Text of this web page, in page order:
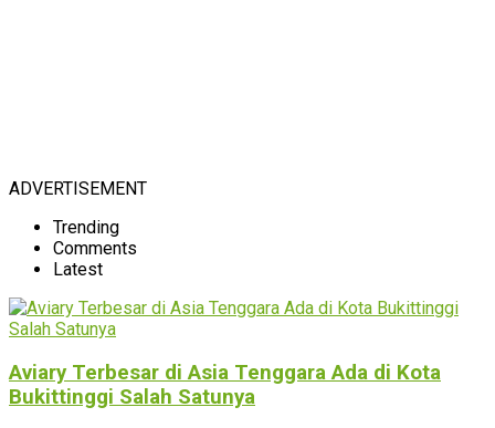
ADVERTISEMENT
Trending
Comments
Latest
Aviary Terbesar di Asia Tenggara Ada di Kota
Bukittinggi Salah Satunya